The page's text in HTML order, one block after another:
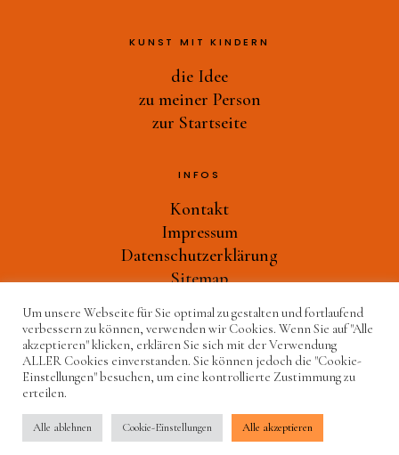
Ast-Tiere-Werkstatt
Ich bin ich
zu meiner Person
zur Startseite
KUNST MIT KINDERN
die Idee
zu meiner Person
zur Startseite
INFOS
Kontakt
Impressum
Datenschutzerklärung
Sitemap
WEITERES
Grafik-Design
© 2024 Kunst mit Kindern – Maja Burggaller
Um unsere Webseite für Sie optimal zu gestalten und fortlaufend
verbessern zu können, verwenden wir Cookies. Wenn Sie auf "Alle
akzeptieren" klicken, erklären Sie sich mit der Verwendung
ALLER Cookies einverstanden. Sie können jedoch die "Cookie-
Einstellungen" besuchen, um eine kontrollierte Zustimmung zu
erteilen.
Alle ablehnen Cookie-Einstellungen Alle akzeptieren